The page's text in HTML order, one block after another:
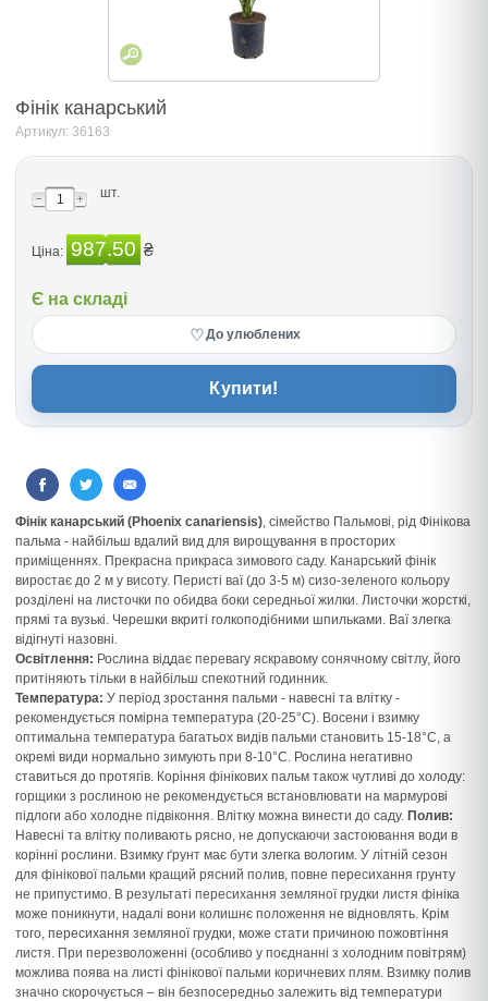
Фінік канарський
Артикул: 36163
шт.
Ціна: 987.50 ₴
Є на складі
♡До улюблених
Купити!
Фінік канарський (Phoenix canariensis), сімейство Пальмові, рід Фінікова
пальма - найбільш вдалий вид для вирощування в просторих
приміщеннях. Прекрасна прикраса зимового саду. Канарський фінік
виростає до 2 м у висоту. Перисті ваї (до 3-5 м) сизо-зеленого кольору
розділені на листочки по обидва боки середньої жилки. Листочки жорсткі,
прямі та вузькі. Черешки вкриті голкоподібними шпильками. Ваї злегка
відігнуті назовні.
Освітлення: Рослина віддає перевагу яскравому сонячному світлу, його
притіняють тільки в найбільш спекотний годинник.
Температура: У період зростання пальми - навесні та влітку -
рекомендується помірна температура (20-25°C). Восени і взимку
оптимальна температура багатьох видів пальми становить 15-18°C, а
окремі види нормально зимують при 8-10°C. Рослина негативно
ставиться до протягів. Коріння фінікових пальм також чутливі до холоду:
горщики з рослиною не рекомендується встановлювати на мармурові
підлоги або холодне підвіконня. Влітку можна винести до саду. Полив:
Навесні та влітку поливають рясно, не допускаючи застоювання води в
корінні рослини. Взимку ґрунт має бути злегка вологим. У літній сезон
для фінікової пальми кращий рясний полив, повне пересихання грунту
не припустимо. В результаті пересихання земляної грудки листя фініка
може поникнути, надалі вони колишнє положення не відновлять. Крім
того, пересихання земляної грудки, може стати причиною пожовтіння
листя. При перезволоженні (особливо у поєднанні з холодним повітрям)
можлива поява на листі фінікової пальми коричневих плям. Взимку полив
значно скорочується – він безпосередньо залежить від температури